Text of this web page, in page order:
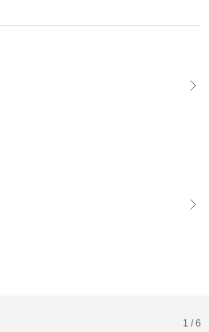
1 /6